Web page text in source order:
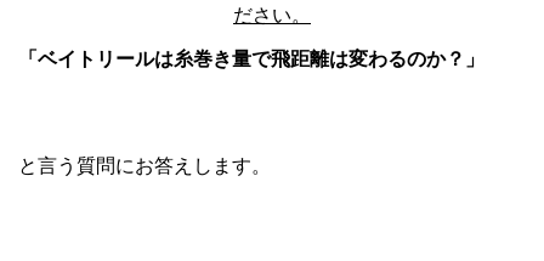
ださい。
「ベイトリールは糸巻き量で飛距離は変わるのか？」
と言う質問にお答えします。